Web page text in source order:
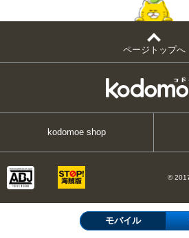
ページトップへ
kodomoe shop
©
モバイル